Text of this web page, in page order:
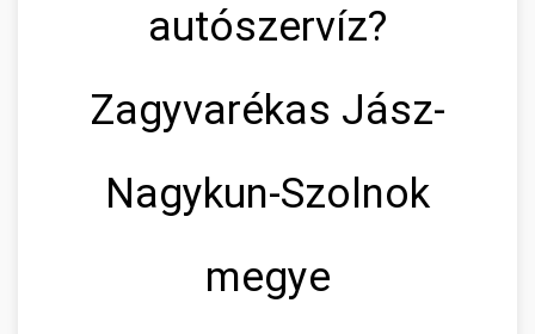
autószervíz?
Zagyvarékas Jász-
Nagykun-Szolnok
megye